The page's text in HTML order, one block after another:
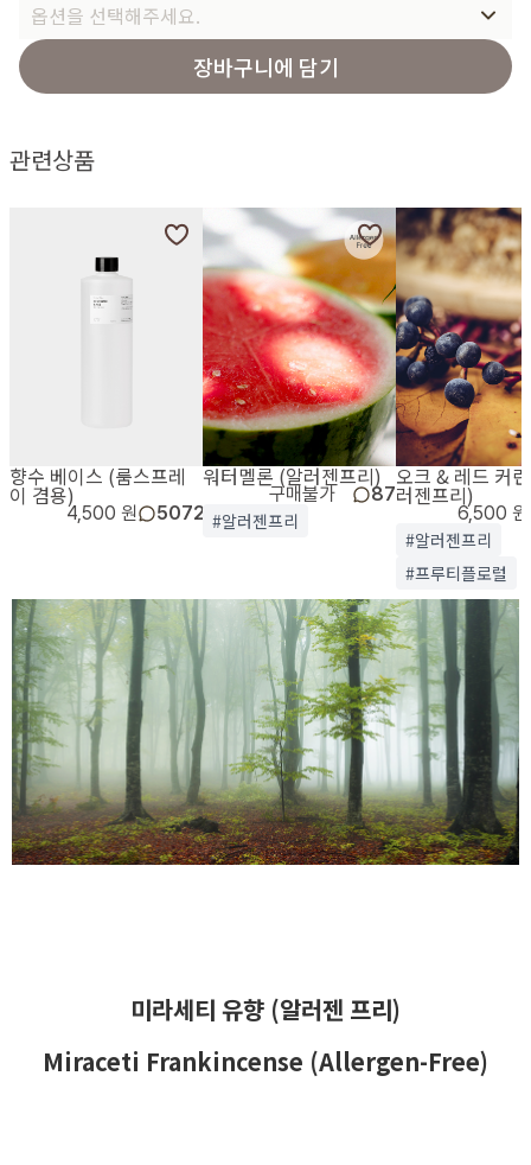
옵션을 선택해주세요.
장바구니에 담기
관련상품
향수 베이스 (룸스프레
이 겸용)
4,500 원 5072
워터멜론 (알러젠프리)
구매불가 87
#알러젠프리
오크 & 레드 커
러젠프리)
6,500 원
#알러젠프리
#프루티플로럴
미라세티 유향 (알러젠 프리)
Miraceti Frankincense (Allergen-Free)